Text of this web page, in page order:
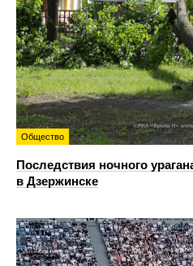
Общество
Последствия ночного
в Дзержинске